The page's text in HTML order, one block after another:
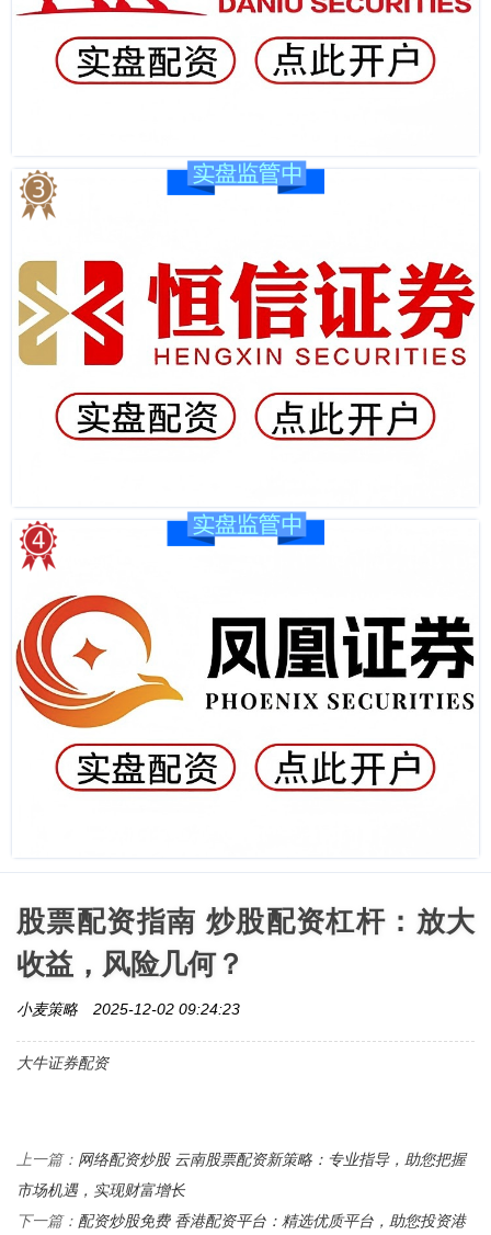
股票配资指南 炒股配资杠杆：放大
收益，风险几何？
小麦策略 2025-12-02 09:24:23
大牛证券配资
上一篇： 网络配资炒股 云南股票配资新策略：专业指导，助您把握
市场机遇，实现财富增长
下一篇： 配资炒股免费 香港配资平台：精选优质平台，助您投资港